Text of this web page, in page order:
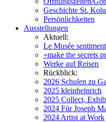
Geschichte St.
Persönlichkeiten
Ausstellungen
Aktuell:
Le Musée
»make the secrets
Werke auf Reisen
Rückblick:
2026 Schulen zu
2025 kleinheinrich
2025 Collect,
2024 Für Joseph
2024 Artist at Work